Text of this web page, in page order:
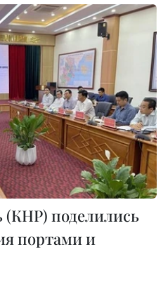
поделились
портами и